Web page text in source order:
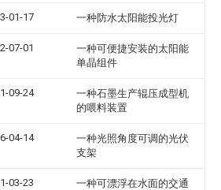
01-17 一种防水太阳能投光灯
07-01
一种可便捷安装的太阳能
单晶组件
09-24
一种石墨生产辊压成型机
的喂料装置
04-14
一种光照角度可调的光伏
支架
03-23
一种可漂浮在水面的交通